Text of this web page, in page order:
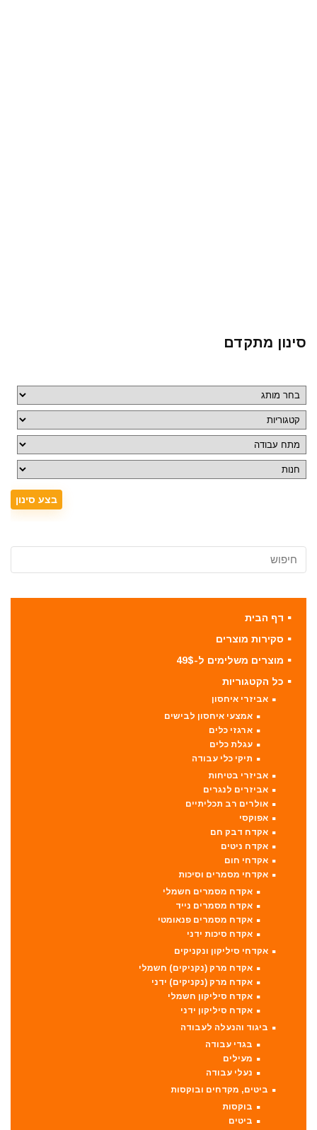
סינון מתקדם
דף הבית
סקירות מוצרים
מוצרים משלימים ל-49$
כל הקטגוריות
אביזרי איחסון
אמצעי איחסון לבישים
ארגזי כלים
עגלת כלים
תיקי כלי עבודה
אביזרי בטיחות
אביזרים לנגרים
אולרים רב תכליתיים
אפוקסי
אקדח דבק חם
אקדח ניטים
אקדחי חום
אקדחי מסמרים וסיכות
אקדח מסמרים חשמלי
אקדח מסמרים נייד
אקדח מסמרים פנאומטי
אקדח סיכות ידני
אקדחי סיליקון ונקניקים
אקדח מרק (נקניקים) חשמלי
אקדח מרק (נקניקים) ידני
אקדח סיליקון חשמלי
אקדח סיליקון ידני
ביגוד והנעלה לעבודה
בגדי עבודה
מעילים
נעלי עבודה
ביטים, מקדחים ובוקסות
בוקסות
ביטים